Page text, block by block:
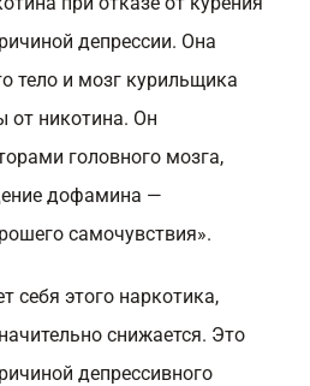
депрессии. Она
тело и мозг курильщика
от никотина. Он
головного мозга,
дофамина —
самочувствия».
себя этого наркотика,
снижается. Это
депрессивного